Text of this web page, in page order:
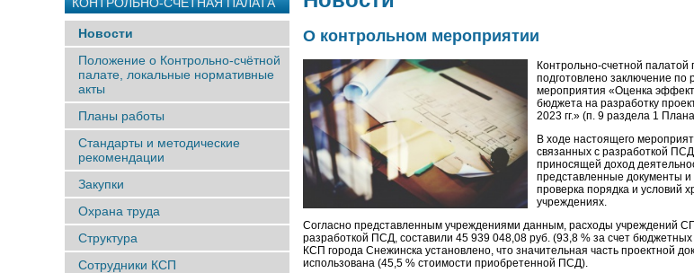
Новости
Положение о Контрольно-счётной
палате, локальные нормативные
акты
Планы работы
Стандарты и методические
рекомендации
Закупки
Охрана труда
Структура
Сотрудники КСП
О контрольном мероприятии
Контрольно-счетной палатой
подготовлено заключение по
мероприятия «Оценка
бюджета на разработку
2023 гг.» (п. 9 раздела 1
В ходе настоящего
связанных с разработкой
приносящей доход
представленные документы
проверка порядка и условий
учреждениях.
Согласно представленным учреждениями данным, расходы учреждений
разработкой ПСД, составили 45 939 048,08 руб. (93,8 % за счет бюджетных
КСП города Снежинска установлено, что значительная часть проектной
использована (45,5 % стоимости приобретенной ПСД).